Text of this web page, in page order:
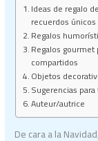
Ideas de regalo
recuerdos únicos
Regalos
Regalos
compartidos
Objetos
Sugerencias
Auteur/autrice
De cara a la